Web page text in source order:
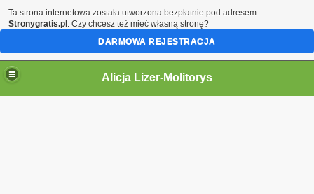
Alicja Lizer-Molitorys
Ta strona internetowa została utworzona bezpłatnie pod adresem
Stronygratis.pl . Czy chcesz też mieć własną stronę?
DARMOWA REJESTRACJA